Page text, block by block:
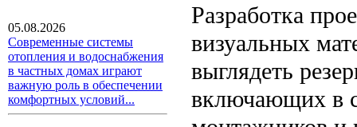
05.08.2026
Современные системы
отопления и водоснабжения
в частных домах играют
важную роль в обеспечении
комфортных условий...
Разработка
визуальных
выглядеть
включающих в